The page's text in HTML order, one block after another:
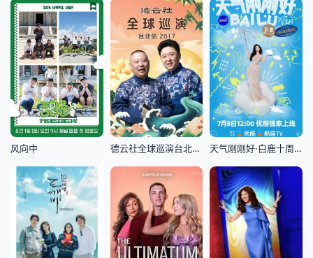
风向中 德云社全球巡演台北站2017 天气刚刚好·白鹿十周年拾光音乐会